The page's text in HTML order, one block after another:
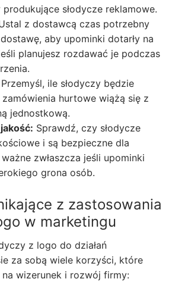
słodycze reklamowe.
z dostawcą czas potrzebny
aby upominki dotarły na
planujesz rozdawać je podczas
Przemyśl, ile słodyczy będzie
hurtowe wiążą się z
jednostkową.
Sprawdź, czy słodycze
i są bezpieczne dla
zwłaszcza jeśli upominki
grona osób.
z zastosowania
w marketingu
z logo do działań
za sobą wiele korzyści, które
na wizerunek i rozwój firmy: